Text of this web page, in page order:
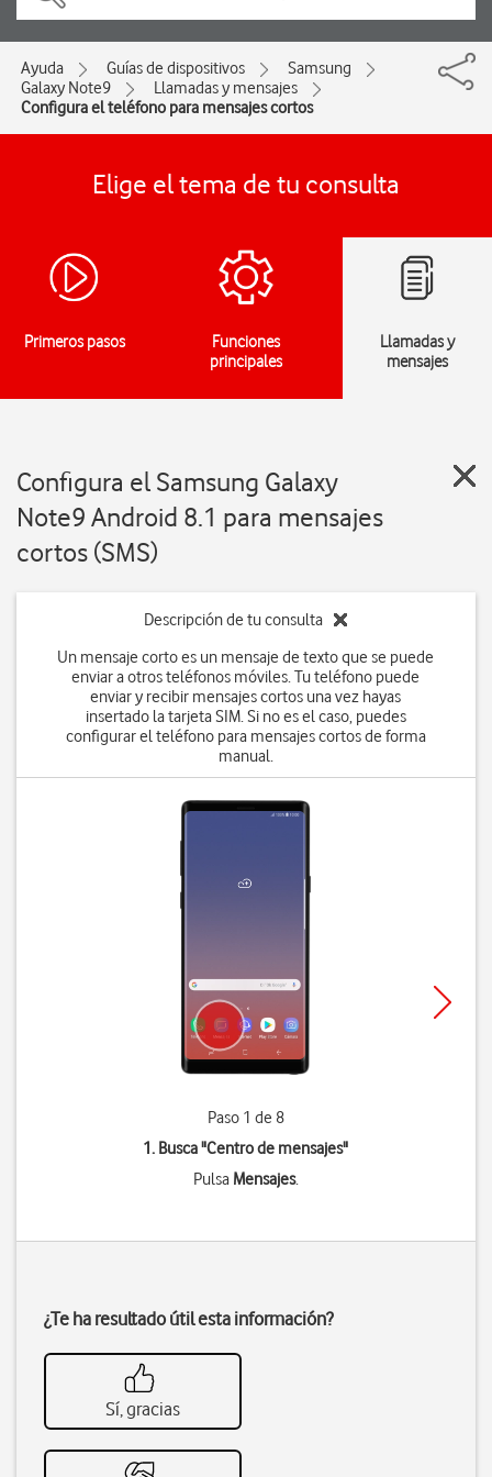
Ayuda Guías de dispositivos
Samsung
Galaxy Note9
Llamadas y mensajes
Configura el teléfono para mensajes cortos
Elige el tema de tu consulta
Primeros pasos
Funciones
principales
Llamadas y
mensajes
Configura el Samsung Galaxy
Note9 Android 8.1 para mensajes
cortos (SMS)
Descripción de tu consulta
Un mensaje corto es un mensaje de texto que se puede
enviar a otros teléfonos móviles. Tu teléfono puede
enviar y recibir mensajes cortos una vez hayas
insertado la tarjeta SIM. Si no es el caso, puedes
configurar el teléfono para mensajes cortos de forma
manual.
Paso 1 de 8
1. Busca "Centro de mensajes"
Pulsa Mensajes.
¿Te ha resultado útil esta información?
Sí, gracias